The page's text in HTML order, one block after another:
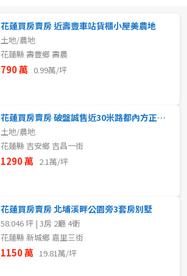
公寓 電梯大樓 套房
透天厝 樓中樓
倉庫 土地 其他
花蓮買房賣房 近壽豐車站貨櫃小屋美農地
土地/農地
花蓮縣 壽豐鄉 壽農
790 萬 0.99萬/坪
花蓮買房賣房 破盤誠售近30米路都內方正美農地
土地/農地
花蓮縣 吉安鄉 吉昌一街
1290 萬 2.1萬/坪
花蓮買房賣房 北埔溪畔公園旁3套房別墅
58.046 坪 | 3房 2廳 4衛
花蓮縣 新城鄉 嘉里三街
1150 萬 19.81萬/坪